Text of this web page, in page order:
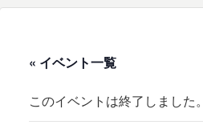
« イベント一覧
このイベントは終了しました。